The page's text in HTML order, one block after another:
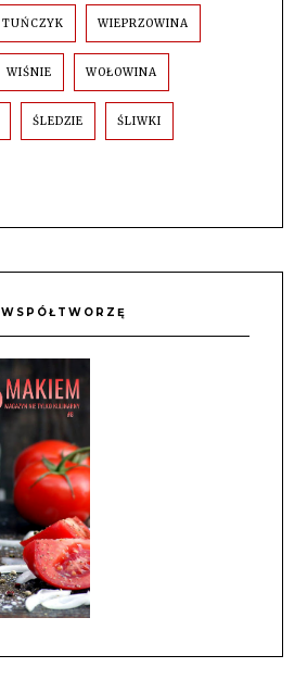
TUŃCZYK WIEPRZOWINA
WIŚNIE WOŁOWINA
ŚLEDZIE ŚLIWKI
WSPÓŁTWORZĘ